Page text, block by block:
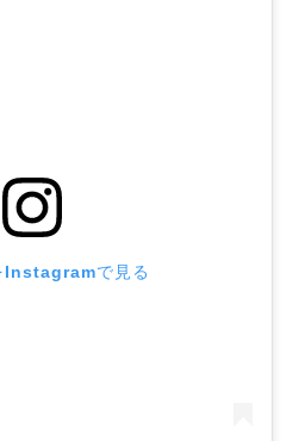
Instagramで見る